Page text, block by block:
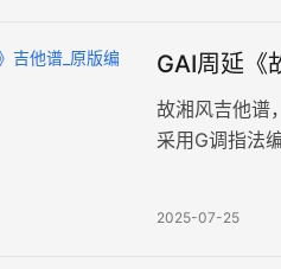
GAI周延《
故湘风吉他谱
采用G调指法
2025-07-25